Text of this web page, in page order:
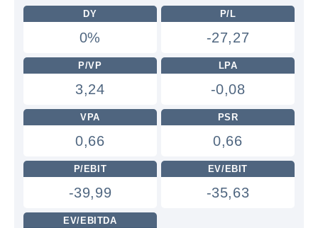
DY
0%
P/L
-27,27
P/VP
3,24
LPA
-0,08
VPA
0,66
PSR
0,66
P/EBIT
-39,99
EV/EBIT
-35,63
EV/EBITDA